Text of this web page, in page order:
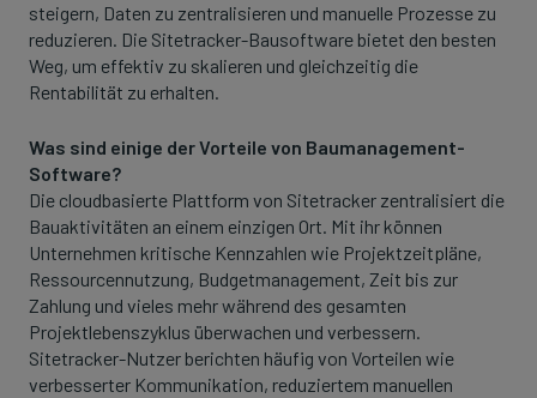
steigern, Daten zu zentralisieren und manuelle Prozesse zu
reduzieren. Die Sitetracker-Bausoftware bietet den besten
Weg, um effektiv zu skalieren und gleichzeitig die
Rentabilität zu erhalten.
Was sind einige der Vorteile von Baumanagement-
Software?
Die cloudbasierte Plattform von Sitetracker zentralisiert die
Bauaktivitäten an einem einzigen Ort. Mit ihr können
Unternehmen kritische Kennzahlen wie Projektzeitpläne,
Ressourcennutzung, Budgetmanagement, Zeit bis zur
Zahlung und vieles mehr während des gesamten
Projektlebenszyklus überwachen und verbessern.
Sitetracker-Nutzer berichten häufig von Vorteilen wie
verbesserter Kommunikation, reduziertem manuellen